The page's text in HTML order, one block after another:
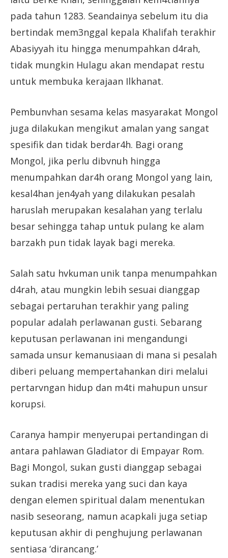
pada tahun 1283. Seandainya sebelum itu dia
bertindak mem3nggal kepala Khalifah terakhir
Abasiyyah itu hingga menumpahkan d4rah,
tidak mungkin Hulagu akan mendapat restu
untuk membuka kerajaan Ilkhanat.
Pembunvhan sesama kelas masyarakat Mongol
juga dilakukan mengikut amalan yang sangat
spesifik dan tidak berdar4h. Bagi orang
Mongol, jika perlu dibvnuh hingga
menumpahkan dar4h orang Mongol yang lain,
kesal4han jen4yah yang dilakukan pesalah
haruslah merupakan kesalahan yang terlalu
besar sehingga tahap untuk pulang ke alam
barzakh pun tidak layak bagi mereka.
Salah satu hvkuman unik tanpa menumpahkan
d4rah, atau mungkin lebih sesuai dianggap
sebagai pertaruhan terakhir yang paling
popular adalah perlawanan gusti. Sebarang
keputusan perlawanan ini mengandungi
samada unsur kemanusiaan di mana si pesalah
diberi peluang mempertahankan diri melalui
pertarvngan hidup dan m4ti mahupun unsur
korupsi.
Caranya hampir menyerupai pertandingan di
antara pahlawan Gladiator di Empayar Rom.
Bagi Mongol, sukan gusti dianggap sebagai
sukan tradisi mereka yang suci dan kaya
dengan elemen spiritual dalam menentukan
nasib seseorang, namun acapkali juga setiap
keputusan akhir di penghujung perlawanan
sentiasa ‘dirancang.’